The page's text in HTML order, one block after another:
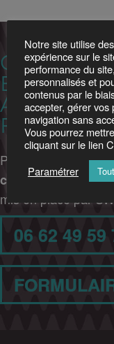
ET
FRANCE
Pour en savoir plus
construction de
mis en place par
06 62 49 59
Notre site utilise
expérience sur le
performance du
personnalisés et
contenus par le
accepter, gérer vos
navigation sans
Vous pourrez
cliquant sur le lien
Paramétrer